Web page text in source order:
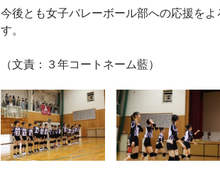
今後とも女子バレーボール部への応援をよ
す。
（文責：３年コートネーム藍）